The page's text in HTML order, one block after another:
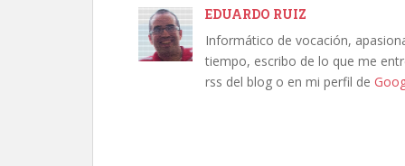
EDUARDO RUIZ
Informático de vocación,
tiempo, escribo de lo que me
rss del blog o en mi perfil de